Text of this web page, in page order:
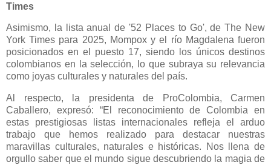
Times
​Asimismo, la lista anual de '52 Places to Go', de The New
York Times para 2025, Mompox y el río Magdalena fueron
posicionados en el puesto 17, siendo los únicos destinos
colombianos en la selección, lo que subraya su relevancia
como joyas culturales y naturales del país.
Al respecto, la presidenta de ProColombia, Carmen
Caballero, expresó: “El reconocimiento de Colombia en
estas prestigiosas listas internacionales refleja el arduo
trabajo que hemos realizado para destacar nuestras
maravillas culturales, naturales e históricas. Nos llena de
orgullo saber que el mundo sigue descubriendo la magia de